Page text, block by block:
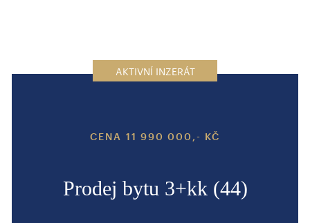
CENA 11 990 000,- KČ
Prodej bytu 3+kk (44)
AKTIVNÍ INZERÁT